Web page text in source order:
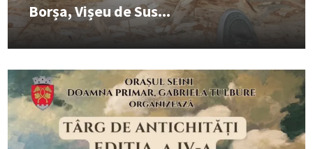
Borșa, Vișeu de Sus...